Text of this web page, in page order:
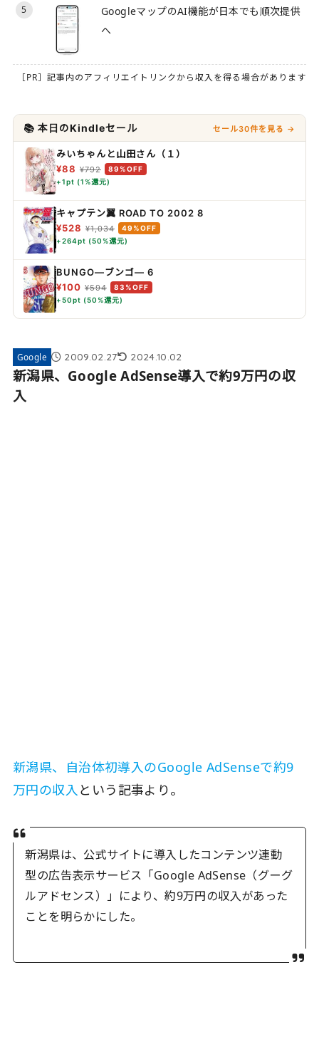
5
GoogleマップのAI機能が日本でも順次提供
へ
［PR］記事内のアフィリエイトリンクから収入を得る場合があります
📚 本日のKindleセール セール30件を見る →
みいちゃんと山田さん（１）
¥88 ¥792
89%OFF
+1pt (1%還元)
キャプテン翼 ROAD TO 2002 8
¥528 ¥1,034
49%OFF
+264pt (50%還元)
BUNGO―ブンゴ― 6
¥100 ¥594
83%OFF
+50pt (50%還元)
Google 2009.02.27 2024.10.02
新潟県、Google AdSense導入で約9万円の収
入
新潟県、自治体初導入のGoogle AdSenseで約9
万円の収入 という記事より。
新潟県は、公式サイトに導入したコンテンツ連動
型の広告表示サービス「Google AdSense（グーグ
ルアドセンス）」により、約9万円の収入があった
ことを明らかにした。